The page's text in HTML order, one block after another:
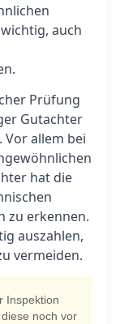
auch
Prüfung
Gutachter
allem bei
hat die
zu erkennen.
auszahlen,
vermeiden.
Inspektion
noch vor